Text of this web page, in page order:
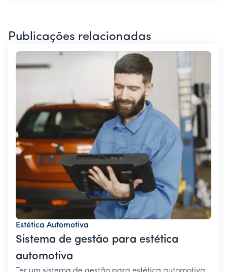
Publicações relacionadas
Estética Automotiva
Sistema de gestão para estética
automotiva